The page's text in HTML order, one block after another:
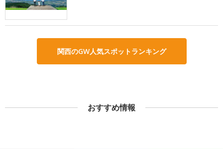
関西のGW人気スポットランキング
おすすめ情報